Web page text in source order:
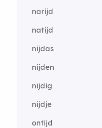
narijd
natijd
nijdas
nijden
nijdig
nijdje
ontijd